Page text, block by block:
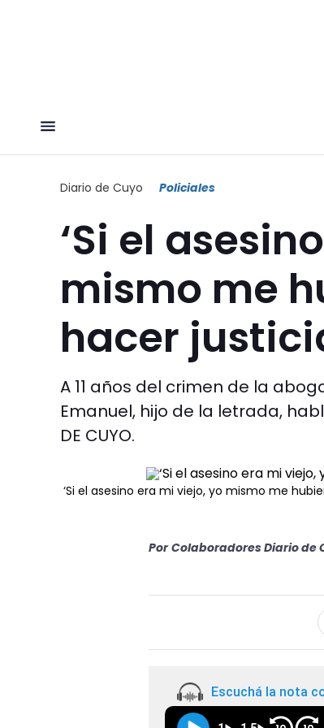
Diario de Cuyo Policiales
‘Si el
mismo me
hacer
A 11 años del crimen de la
Emanuel, hijo de la letrada,
DE CUYO.
‘Si el asesino era mi viejo, yo mismo me
Por Colaboradores Diario de
Escuchá la nota